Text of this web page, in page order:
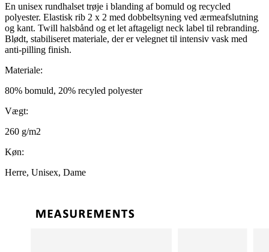
En unisex rundhalset trøje i blanding af bomuld og recycled
polyester. Elastisk rib 2 x 2 med dobbeltsyning ved ærmeafslutning
og kant. Twill halsbånd og et let aftageligt neck label til rebranding.
Blødt, stabiliseret materiale, der er velegnet til intensiv vask med
anti-pilling finish.
Materiale:
80% bomuld, 20% recyled polyester
Vægt:
260 g/m2
Køn:
Herre, Unisex, Dame